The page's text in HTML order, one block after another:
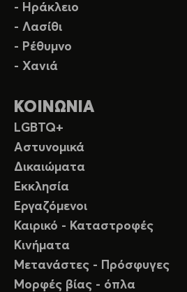
- Ηράκλειο
- Λασίθι
- Ρέθυμνο
- Χανιά
ΚΟΙΝΩΝΙΑ
LGBTQ+
Αστυνομικά
Δικαιώματα
Εκκλησία
Εργαζόμενοι
Καιρικό - Καταστροφές
Κινήματα
Μετανάστες - Πρόσφυγες
Μορφές βίας - όπλα